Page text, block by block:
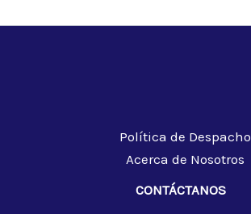
Política de Despacho
Acerca de Nosotros
CONTÁCTANOS